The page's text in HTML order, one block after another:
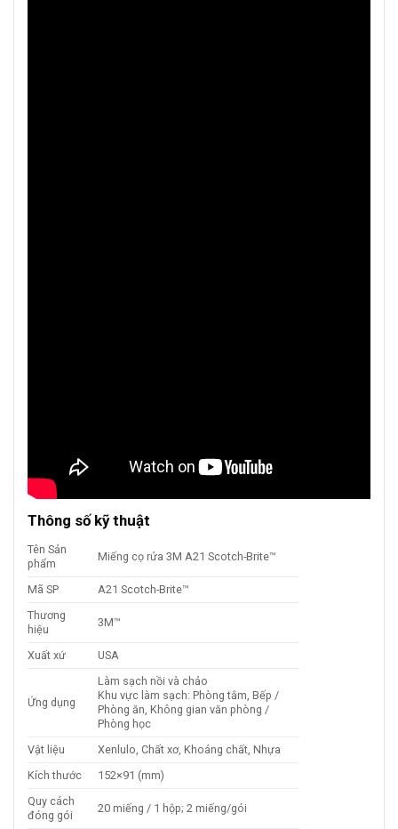
Thông số kỹ thuật
Tên Sản
phẩm
Miếng cọ rửa 3M A21 Scotch-Brite™
Mã SP
A21 Scotch-Brite™
Thương
hiệu
3M™
Xuất xứ USA
Ứng dụng
Làm sạch nồi và chảo
Khu vực làm sạch: Phòng tắm, Bếp /
Phòng ăn, Không gian văn phòng /
Phòng học
Vật liệu
Xenlulo, Chất xơ, Khoáng chất, Nhựa
Kích thước
152×91 (mm)
Quy cách
đóng gói
20 miếng / 1 hộp; 2 miếng/gói